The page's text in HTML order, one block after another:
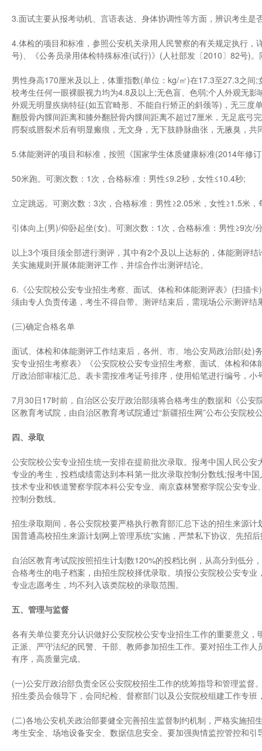
3.面试主要从报考动机、言语表达、身体协调性等方面，辨识考生
4.体检的项目和标准，参照公安机关录用人民警察的有关规定执行
号)、《公务员录用体检特殊标准(试行)》(人社部发〔2010〕82号)
男性身高170厘米及以上，体重指数(单位：kg/㎡)在17.3至27.3之
校考生任何一眼裸眼视力均为4.8及以上;无色盲、色弱;个人外观无
外观无明显疾病特征(如五官畸形、不能自行矫正的斜颈等)，无三
翻股骨内髁间距离和膝外翻胫骨内髁间距离不超过7厘米，无足底弓
腭裂或唇裂术后有明显瘢痕，无文身，无下肢静脉曲张，无腋臭，
5.体能测评的项目和标准，按照《国家学生体质健康标准(2014年修
50米跑。可测次数：1次，合格标准：男性≤9.2秒，女性≤10.4秒;
立定跳远。可测次数：3次，合格标准：男性≥2.05米，女性≥1.5米
引体向上(男)/仰卧起坐(女)。可测次数：1次，合格标准：男性≥9次/
以上3个项目须全部进行测评，其中有2个及以上达标的，体能测评
关实施规则开展体能测评工作，并综合作出测评结论。
6.《公安院校公安专业招生考察、面试、体检和体能测评表》(扫描
须由专人负责传递，考生不得自带。测评结束后，需现场公示测评结
(三)确定合格名单
面试、体检和体能测评工作结束后，各州、市、地公安局政治部(处
安专业招生考察表》《公安院校公安专业招生考察、面试、体检和
厅政治部审核汇总。表卡需按准考证号排序，使用铅笔进行编号，小
7月30日17时前，自治区公安厅政治部须将合格考生的数据和《公
区教育考试院，由自治区教育考试院通过“新疆招生网”公布公安院
四、录取
公安院校公安专业招生统一安排在提前批次录取。报考中国人民公
专业的考生，投档成绩需达到本科第一批次录取控制分数线;报考中
技术专业和铁道警察学院本科公安专业、南京森林警察学院公安专
控制分数线。
招生录取期间，各公安院校要严格执行教育部汇总下达的招生来源
国普通高校招生来源计划网上管理系统”实施，严禁私下协议、先招
自治区教育考试院按照招生计划数120%的投档比例，从高分到低
合格考生的电子档案，由招生院校择优录取。填报公安院校公安专
专业志愿考生，均不列入该类院校的录取范围。
五、管理与监督
各有关单位要充分认识做好公安院校公安专业招生工作的重要意义
正派、严守法纪的民警、干部、教师参加招生工作。要对招生工作
有序，高质量完成。
(一)公安厅政治部负责全区公安院校招生工作的统筹指导和管理监
招生委员会领导下，会同纪检、督察部门以及公安院校组建工作专
(二)各地公安机关政治部要健全完善招生监督制约机制，严格实施招
考生安全、场地设备安全、数据信息安全。要加强舆情监控管控和引